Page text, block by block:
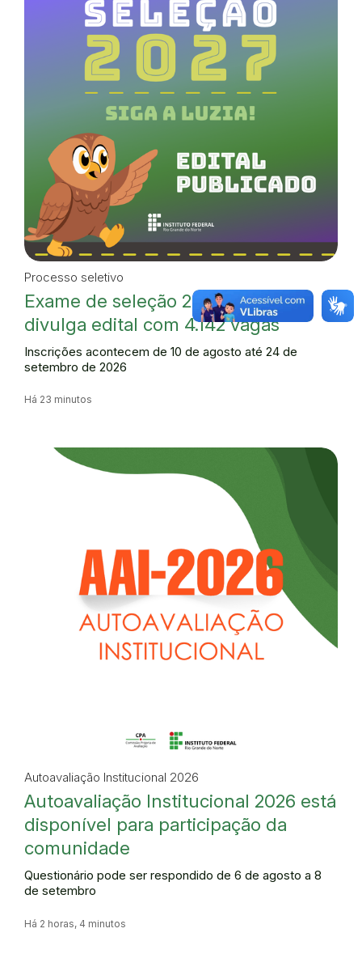
Processo seletivo
Exame de seleção 2027: IFRN
divulga edital com 4.142 vagas
Inscrições acontecem de 10 de agosto até 24 de
setembro de 2026
Há 23 minutos
Autoavaliação Institucional 2026
Autoavaliação Institucional 2026 está
disponível para participação da
comunidade
Questionário pode ser respondido de 6 de agosto a 8
de setembro
Há 2 horas, 4 minutos